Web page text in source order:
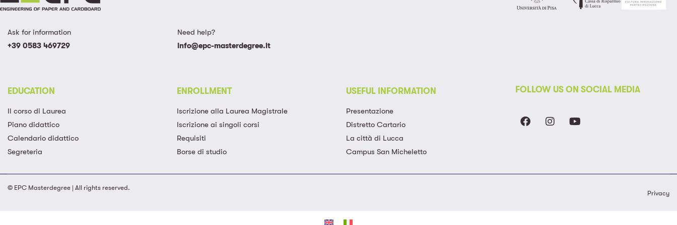
Ask for information
+39 0583 469729
Need help?
info@epc-masterdegree.it
EDUCATION
Il corso di Laurea
Piano didattico
Calendario didattico
Segreteria
ENROLLMENT
Iscrizione alla Laurea Magistrale​
Iscrizione ai singoli corsi​
Requisiti
Borse di studio
USEFUL INFORMATION
Presentazione
Distretto Cartario
La città di Lucca
Campus San Micheletto
FOLLOW US ON SOCIAL MEDIA
© EPC Masterdegree | All rights reserved.
Privacy